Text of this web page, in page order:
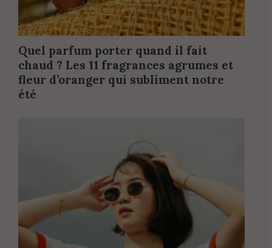
Quel parfum porter quand il fait
chaud ? Les 11 fragrances agrumes et
fleur d’oranger qui subliment notre
été